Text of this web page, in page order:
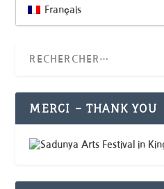
Français
MERCI – THANK YOU